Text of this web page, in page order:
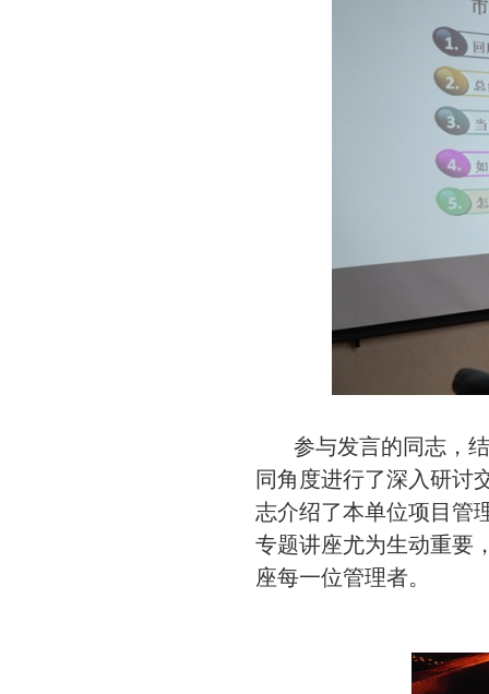
参与发言的同志，结
同角度进行了深入研讨
志介绍了本单位项目管
专题讲座尤为生动重要
座每一位管理者。